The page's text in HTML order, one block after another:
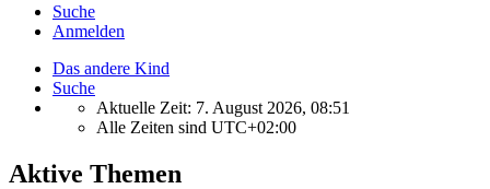
Suche
Anmelden
Das andere Kind
Suche
Aktuelle Zeit: 7. August 2026, 08:51
Alle Zeiten sind UTC+02:00
Aktive Themen